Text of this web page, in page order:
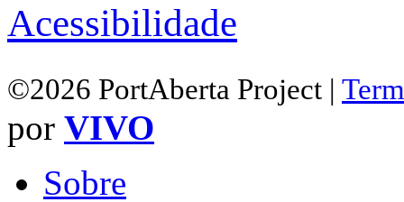
Acessibilidade
©2026 PortAberta Project |
por VIVO
Sobre